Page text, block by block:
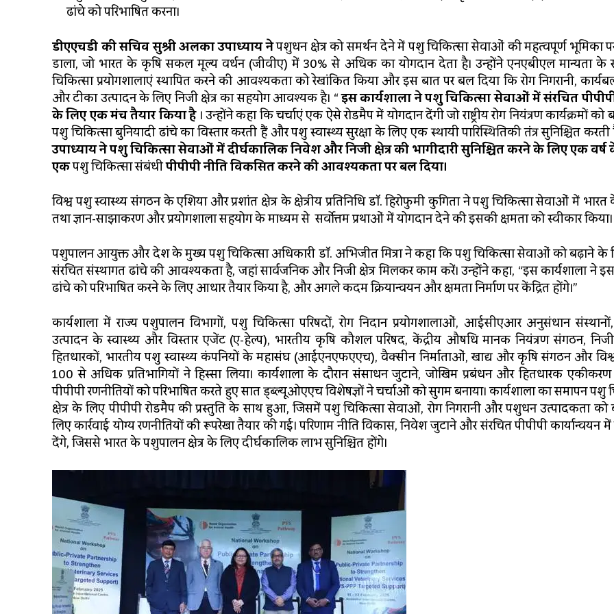
ढांचे को परिभाषित करना।
डीएएचडी की सचिव सुश्री अलका उपाध्याय नेपशुधन क्षेत्र को समर्थन देने में पशु चिकित्सा सेवाओं की महत्वपूर्ण भूमिका
डाला, जो भारत के कृषि सकल मूल्य वर्धन (जीवीए) में 30% से अधिक का योगदान देता है। उन्होंने एनएबीएल मान्यता
चिकित्सा प्रयोगशालाएं स्थापित करने की आवश्यकता को रेखांकित किया और इस बात पर बल दिया कि रोग निगरानी,
और टीका उत्पादन के लिए निजी क्षेत्र का सहयोग आवश्यक है। “इस कार्यशाला ने पशु चिकित्सा सेवाओं में संरचित
के लिए एक मंच तैयार किया है। उन्होंने कहा कि चर्चाएं एक ऐसे रोडमैप में योगदान देंगी जो राष्ट्रीय रोग नियंत्रण कार्यक्रमों को
पशु चिकित्सा बुनियादी ढांचे का विस्तार करती हैं और पशु स्वास्थ्य सुरक्षा के लिए एक स्थायी पारिस्थितिकी तंत्र सुनिश्चित
उपाध्याय ने पशु चिकित्सा सेवाओं में दीर्घकालिक निवेश और निजी क्षेत्र की भागीदारी सुनिश्चित करने के लिए एक
एकपशु चिकित्सा संबंधीपीपीपी नीति विकसित करने की आवश्यकता पर बल दिया।
विश्व पशु स्वास्थ्य संगठन के एशिया और प्रशांत क्षेत्र के क्षेत्रीय प्रतिनिधि डॉ. हिरोफुमी कुगिता ने पशु चिकित्सा सेवाओं में
तथा ज्ञान-साझाकरण और प्रयोगशाला सहयोग के माध्यम से सर्वोत्तम प्रथाओं में योगदान देने की इसकी क्षमता को स्वीकार किया।
पशुपालन आयुक्त और देश के मुख्य पशु चिकित्सा अधिकारी डॉ. अभिजीत मित्रा ने कहा कि पशु चिकित्सा सेवाओं को बढ़ाने
संरचित संस्थागत ढांचे की आवश्यकता है, जहां सार्वजनिक और निजी क्षेत्र मिलकर काम करें। उन्होंने कहा, “इस कार्यशाला ने
ढांचे को परिभाषित करने के लिए आधार तैयार किया है, और अगले कदम क्रियान्वयन और क्षमता निर्माण पर केंद्रित होंगे।”
कार्यशाला में राज्य पशुपालन विभागों, पशु चिकित्सा परिषदों, रोग निदान प्रयोगशालाओं, आईसीएआर अनुसंधान
उत्पादन के स्वास्थ्य और विस्तार एजेंट (ए-हेल्प), भारतीय कृषि कौशल परिषद, केंद्रीय औषधि मानक नियंत्रण संगठन,
हितधारकों, भारतीय पशु स्वास्थ्य कंपनियों के महासंघ (आईएनएफएएच), वैक्सीन निर्माताओं, खाद्य और कृषि संगठन और
100 से अधिक प्रतिभागियों ने हिस्सा लिया। कार्यशाला के दौरान संसाधन जुटाने, जोखिम प्रबंधन और हितधारक
पीपीपी रणनीतियों को परिभाषित करते हुए सात ड्ब्ल्यूओएएच विशेषज्ञों ने चर्चाओं को सुगम बनाया। कार्यशाला का समापन पशु
क्षेत्र के लिए पीपीपी रोडमैप की प्रस्तुति के साथ हुआ, जिसमें पशु चिकित्सा सेवाओं, रोग निगरानी और पशुधन उत्पादकता
लिए कार्रवाई योग्य रणनीतियों की रूपरेखा तैयार की गई। परिणाम नीति विकास, निवेश जुटाने और संरचित पीपीपी कार्यान्वयन
देंगे, जिससे भारत के पशुपालन क्षेत्र के लिए दीर्घकालिक लाभ सुनिश्चित होंगे।